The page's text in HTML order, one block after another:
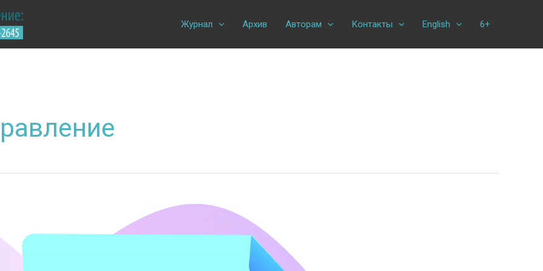
Журнал Архив Авторам Контакты English 6+